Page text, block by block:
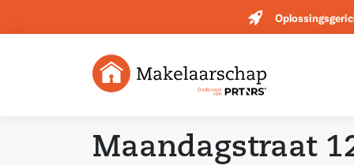
Maandagstraat